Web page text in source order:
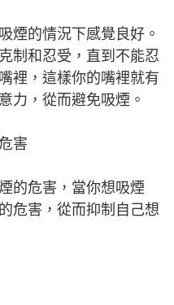
煙的情況下感覺良好。
制和忍受，直到不能忍
裡，這樣你的嘴裡就有
力，從而避免吸煙。
害
的危害，當你想吸煙
危害，從而抑制自己想